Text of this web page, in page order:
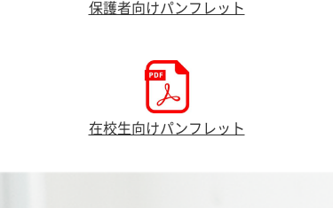
保護者向けパンフレット
在校生向けパンフレット